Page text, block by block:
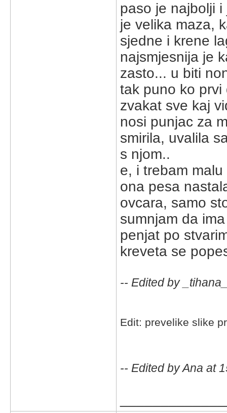
paso je najbolji
je velika maza,
sjedne i krene
najsmjesnija je
zasto... u biti
tak puno ko
zvakat sve kaj
nosi punjac za
smirila, uvalila
s njom..
e, i trebam
ona pesa
ovcara, samo
sumnjam da
penjat po
kreveta se
-- Edited by
Edit: prevelike slike
-- Edited by Ana at